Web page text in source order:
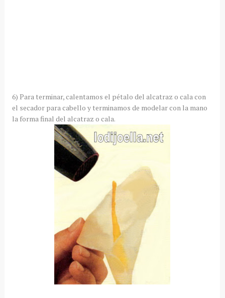
6) Para terminar, calentamos el pétalo del alcatraz o cala con
el secador para cabello y terminamos de modelar con la mano
la forma final del alcatraz o cala.